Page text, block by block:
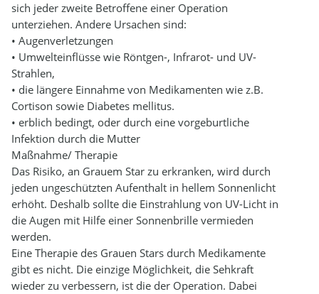
sich jeder zweite Betroffene einer Operation
unterziehen. Andere Ursachen sind:
• Augenverletzungen
• Umwelteinflüsse wie Röntgen-, Infrarot- und UV-
Strahlen,
• die längere Einnahme von Medikamenten wie z.B.
Cortison sowie Diabetes mellitus.
• erblich bedingt, oder durch eine vorgeburtliche
Infektion durch die Mutter
Maßnahme/ Therapie
Das Risiko, an Grauem Star zu erkranken, wird durch
jeden ungeschützten Aufenthalt in hellem Sonnenlicht
erhöht. Deshalb sollte die Einstrahlung von UV-Licht in
die Augen mit Hilfe einer Sonnenbrille vermieden
werden.
Eine Therapie des Grauen Stars durch Medikamente
gibt es nicht. Die einzige Möglichkeit, die Sehkraft
wieder zu verbessern, ist die der Operation. Dabei